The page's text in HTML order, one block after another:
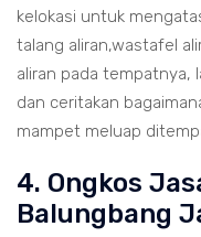
kelokasi untuk
talang aliran,wastafel
aliran pada tempatnya,
dan ceritakan
mampet meluap
4. Ongkos
Balungbang